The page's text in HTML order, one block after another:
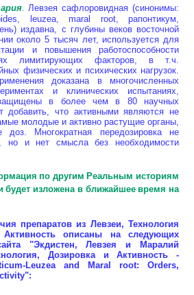
. Левзея сафлоровидная (синонимы:
leuzea, maral root, рапонтикум,
издавна, с глубины веков восточной
около 5 тысяч лет, используется для
и повышения работоспособности
лимитирующих факторов, в т.ч.
физических и психических нагрузок.
доказана в многочисленных
и клинических испытаниях,
защищены в более чем в 80 научных
добавить, что активными являются не
молодые и активно растущие органы,
Многократная передозировка не
но и нет смысла без необходимости
по другим Реальным историям
будет изложена в ближайшее время на
препаратов из Левзеи, Технология
описаны на следующих
"Экдистен, Левзея и Маралий
Дозировка и Активность -
Leuzea and Maral root: Orders,